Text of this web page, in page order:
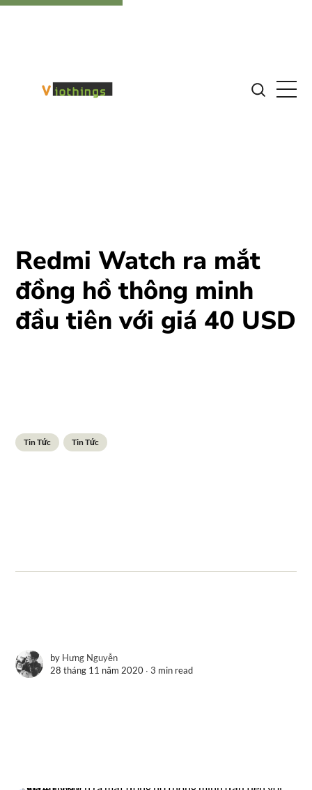
Redmi Watch ra mắt
đồng hồ thông minh
đầu tiên với giá 40 USD
Tin Tức Tin Tức
by Hưng Nguyễn
28 tháng 11 năm 2020 ∙3 min read